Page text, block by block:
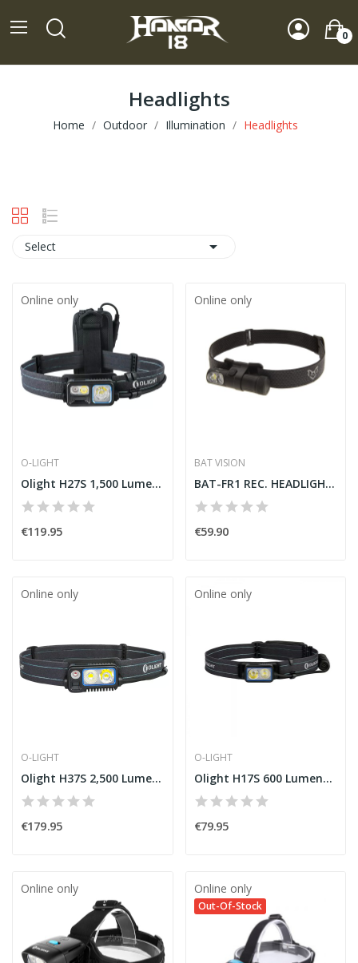
0
Headlights
Home Outdoor Illumination Headlights
Select 
Online only
O-LIGHT
Olight H27S 1,500 Lumens LED Headlamp
€119.95
Online only
BAT VISION
BAT-FR1 REC. HEADLIGHT 400 LUM. + RED LED
€59.90
Online only
O-LIGHT
Olight H37S 2,500 Lumens LED Headlamp
€179.95
Online only
O-LIGHT
Olight H17S 600 Lumens LED Headlamp
€79.95
Online only Online only
Out-Of-Stock